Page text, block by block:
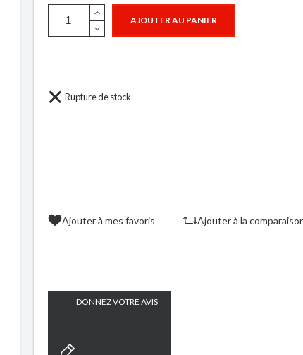
AJOUTER AU PANIER
Rupture de stock
Ajouter à mes favoris Ajouter à la
DONNEZ VOTRE AVIS